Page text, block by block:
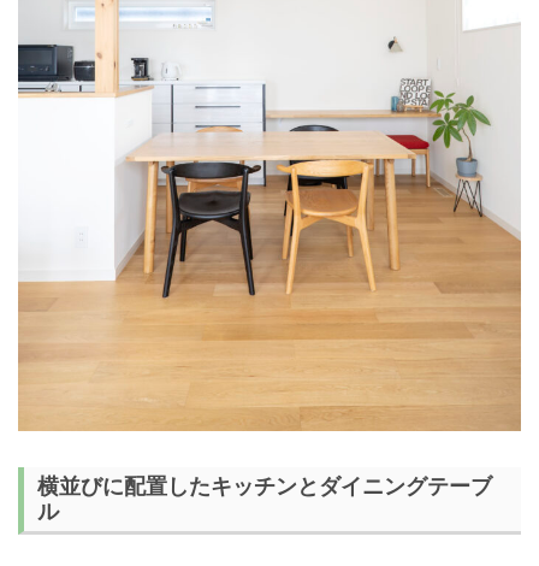
横並びに配置したキッチンとダイニングテーブ
ル